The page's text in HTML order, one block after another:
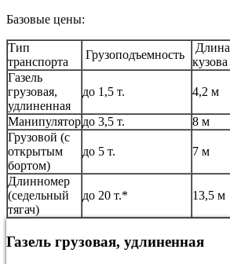
Базовые цены:
Тип
транспорта
Грузоподъемность
Длина
кузова
Газель
грузовая,
удлиненная
до 1,5 т. 4,2 м
Манипулятордо 3,5 т. 8 м
Грузовой (с
открытым
бортом)
до 5 т. 7 м
Длинномер
(седельный
тягач)
до 20 т.* 13,5 м
Газель грузовая, удлиненная